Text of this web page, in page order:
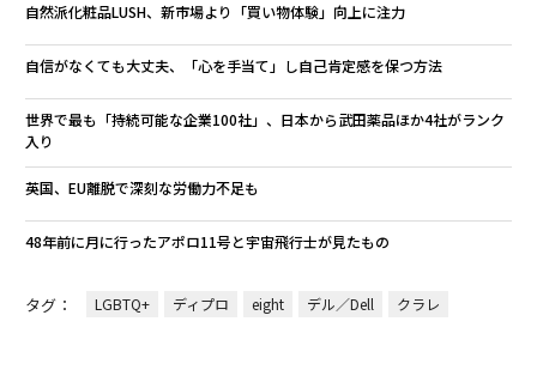
自然派化粧品LUSH、新市場より「買い物体験」向上に注力
自信がなくても大丈夫、「心を手当て」し自己肯定感を保つ方法
世界で最も「持続可能な企業100社」、日本から武田薬品ほか4社がランク
入り
英国、EU離脱で深刻な労働力不足も
48年前に月に行ったアポロ11号と宇宙飛行士が見たもの
タグ： LGBTQ+ ディプロ eight デル／Dell クラレ